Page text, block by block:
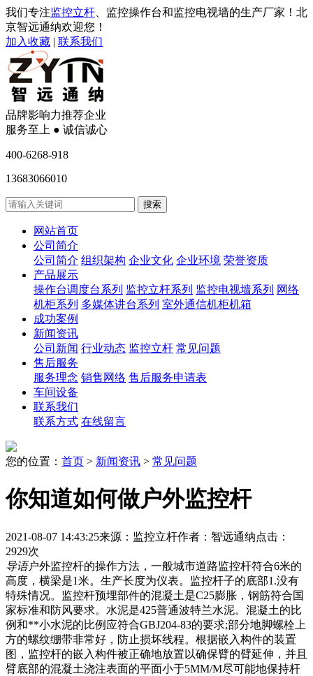
我们专注监控立杆 、监控操作台和监控电视墙的生产厂家！北
京智远通纳欢迎您！
加入收藏 | 联系我们
品牌影响力推荐企业
服务至上 ● 诚信诚心
400-6268-918
13683066010
网站首页
公司简介
公司简介 组织架构 企业文化 企业环境 荣誉资质
产品展示
操作台调度台系列 监控立杆系列 监控电视墙系列 网络
机柜系列 多媒体讲台系列 室外通信机柜机箱
成功案例
新闻资讯
公司新闻 行业动态 监控立杆 常见问题
售后服务
服务理念 销售网络 售后服务申请表
车间设备
联系我们
联系方式 在线留言
您的位置： 首页 > 新闻资讯 > 常见问题
你知道如何做户外监控杆
2021-08-07 14:43:25来源：监控立杆作者：智远通纳点击：
2929次
导语户外监控杆的操作方法，一般城市道路监控杆符合6米的
高度，横梁是1米。生产长度为仪表。监控杆子的底部1.没有
特殊情况。监控杆预埋部件的混凝土是C25膨胀，钢筋符合国
家标准和防风要求。水泥是425普通波特兰水泥。混凝土的比
例和**小水泥的比例应符合GBJ204-83的要求;部分地脚螺栓上
方的螺纹绷带非常好，防止损坏线程。根据嵌入构件的装置
图，监控杆的嵌入构件被正确地放置以确保臂的臂延伸，并且
臂底部的混凝土浇注表面的平面小于5MM/M尽可能地保持杆